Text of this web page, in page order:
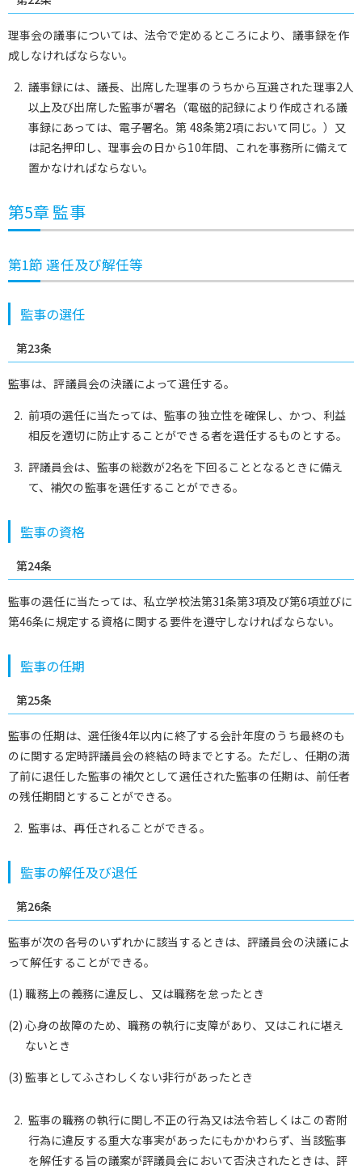
理事会の議事については、法令で定めるところにより、議事録を作
成しなければならない。
議事録には、議長、出席した理事のうちから互選された理事2人
以上及び出席した監事が署名（電磁的記録により作成される議
事録にあっては、電子署名。第 48条第2項において同じ。）又
は記名押印し、理事会の日から10年間、これを事務所に備えて
置かなければならない。
第5章 監事
第1節 選任及び解任等
監事の選任
第23条
監事は、評議員会の決議によって選任する。
前項の選任に当たっては、監事の独立性を確保し、かつ、利益
相反を適切に防止することができる者を選任するものとする。
評議員会は、監事の総数が2名を下回ることとなるときに備え
て、補欠の監事を選任することができる。
監事の資格
第24条
監事の選任に当たっては、私立学校法第31条第3項及び第6項並びに
第46条に規定する資格に関する要件を遵守しなければならない。
監事の任期
第25条
監事の任期は、選任後4年以内に終了する会計年度のうち最終のも
のに関する定時評議員会の終結の時までとする。ただし、任期の満
了前に退任した監事の補欠として選任された監事の任期は、前任者
の残任期間とすることができる。
監事は、再任されることができる。
監事の解任及び退任
第26条
監事が次の各号のいずれかに該当するときは、評議員会の決議によ
って解任することができる。
(1) 職務上の義務に違反し、又は職務を怠ったとき
(2) 心身の故障のため、職務の執行に支障があり、又はこれに堪え
ないとき
(3) 監事としてふさわしくない非行があったとき
監事の職務の執行に関し不正の行為又は法令若しくはこの寄附
行為に違反する重大な事実があったにもかかわらず、当該監事
を解任する旨の議案が評議員会において否決されたときは、評